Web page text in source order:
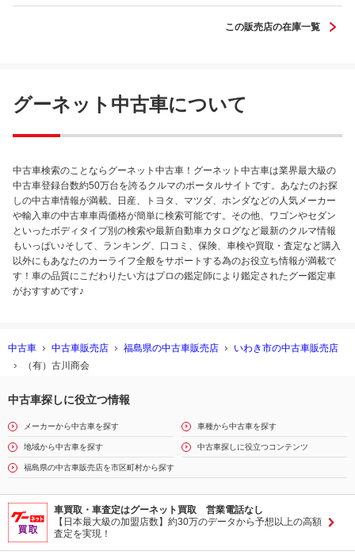
この販売店の在庫一覧
グーネット中古車について
中古車検索のことならグーネット中古車！グーネット中古車は業界最大級の
中古車登録台数約50万台を誇るクルマのポータルサイトです。あなたのお探
しの中古車情報が満載。日産、トヨタ、マツダ、ホンダなどの人気メーカー
や輸入車の中古車車両価格が簡単に検索可能です。その他、ワゴンやセダン
といったボディタイプ別の検索や最新自動車カタログなど最新のクルマ情報
もいっぱい♪そして、ランキング、口コミ、保険、車検や買取・査定など購入
以外にもあなたのカーライフ全般をサポートする為のお役立ち情報が満載で
す！車の品質にこだわりたい方はプロの鑑定師により鑑定されたグー鑑定車
がおすすめです♪
中古車 中古車販売店 福島県の中古車販売店
いわき市の中古車販売店
（有）古川商会
中古車探しに役立つ情報
メーカーから中古車を探す 車種から中古車を探す
地域から中古車を探す 中古車探しに役立つコンテンツ
福島県の中古車販売店を市区町村から探す
車買取・車査定はグーネット買取 営業電話なし
【日本最大級の加盟店数】約30万のデータから予想以上の高額
査定を実現！